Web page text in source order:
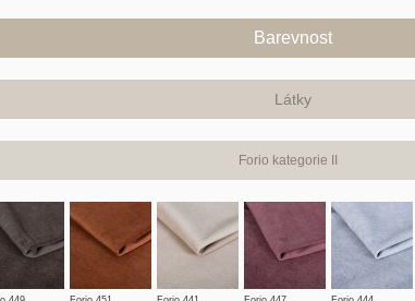
Barevnost
Látky
Forio kategorie II